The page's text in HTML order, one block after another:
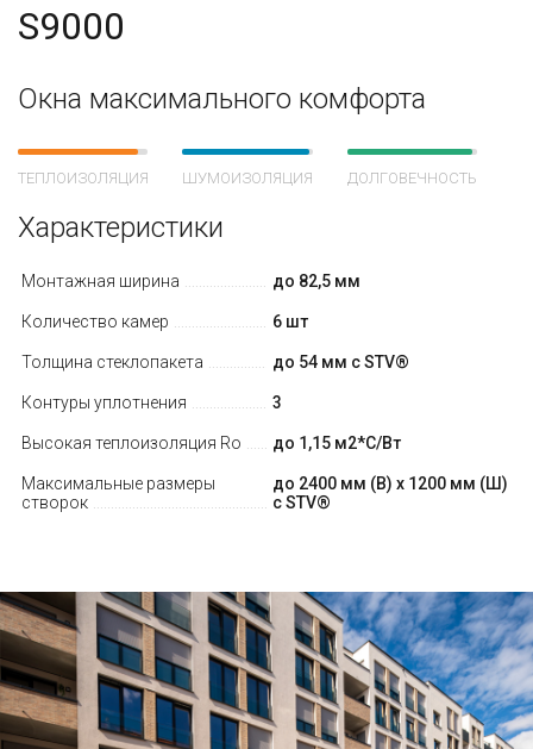
S9000
Окна максимального комфорта
ТЕПЛОИЗОЛЯЦИЯ ШУМОИЗОЛЯЦИЯ ДОЛГОВЕЧНОСТЬ
Характеристики
Монтажная ширина до 82,5 мм
Количество камер 6 шт
Толщина стеклопакета до 54 мм с STV®
Контуры уплотнения 3
Высокая теплоизоляция Ro до 1,15 м2*С/Вт
Максимальные размеры
створок
до 2400 мм (В) х 1200 мм (Ш)
с STV®